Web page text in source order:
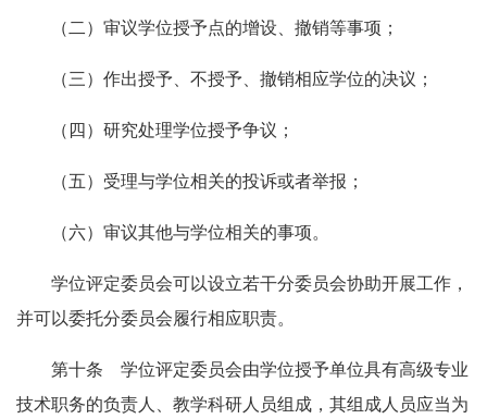
（二）审议学位授予点的增设、撤销等事项；
（三）作出授予、不授予、撤销相应学位的决议；
（四）研究处理学位授予争议；
（五）受理与学位相关的投诉或者举报；
（六）审议其他与学位相关的事项。
学位评定委员会可以设立若干分委员会协助开展工作，
并可以委托分委员会履行相应职责。
第十条 学位评定委员会由学位授予单位具有高级专业
技术职务的负责人、教学科研人员组成，其组成人员应当为